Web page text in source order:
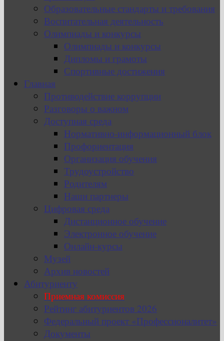
Образовательные стандарты и требования
Воспитательная деятельность
Олимпиады и конкурсы
Олимпиады и конкурсы
Дипломы и грамоты
Спортивные достижения
Главная
Противодействие коррупции
Разговоры о важном
Доступная среда
Нормативно-информационный блок
Профориентация
Организация обучения
Трудоустройство
Родителям
Наши партнеры
Цифровая среда
Дистанционное обучение
Электронное обучение
Онлайн-курсы
Музей
Архив новостей
Абитуриенту
Приемная комиссия
Рейтинг абитуриентов 2026
Федеральный проект «Профессионалитет»
Документы